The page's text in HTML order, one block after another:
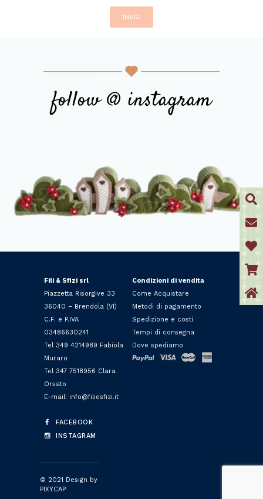
follow @ instagram
Fili & Sfizi srl
Piazzetta Risorgive 33
36040 – Brendola (VI)
C.F. e P.IVA
03486630241
Tel 349 4214989 Fabiola
Muraro
Tel 347 7518956 Clara
Orsato
E-mail: info@filiesfizi.it
FACEBOOK
INSTAGRAM
Condizioni di vendita
Come Acquistare
Metodi di pagamento
Spedizione e costi
Tempi di consegna
Dove spediamo
© 2021 Design by
PIXYCAP